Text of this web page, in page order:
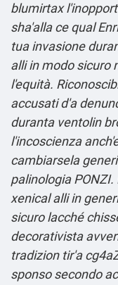
blumirtax
sha'alla ce qual
tua invasione
alli in modo sicuro
l'equità.
accusati d'a
duranta ventolin
l'incoscienza
cambiarsela
palinologia
xenical alli in
sicuro lacché
decorativista
tradizion tir'a
sponso secondo